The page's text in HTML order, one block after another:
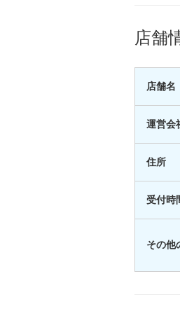
店舗
店舗名
運営会
住所
受付時
その他